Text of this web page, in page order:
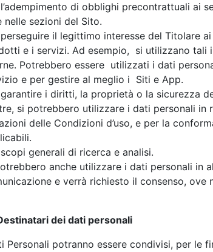
di obblighi precontrattuali ai
nelle sezioni del Sito.
il legittimo interesse del Titolare
e i servizi. Ad esempio, si utilizzano tali
Potrebbero essere utilizzati i dati
e per gestire al meglio i Siti e App.
i diritti, la proprietà o la sicurezza
si potrebbero utilizzare i dati personali in
delle Condizioni d’uso, e per la
generali di ricerca e analisi.
anche utilizzare i dati personali in
e verrà richiesto il consenso, ove
dei dati personali
Personali potranno essere condivisi, per le